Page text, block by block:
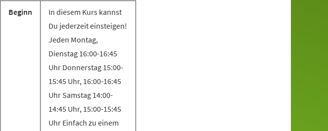
Beginn
In diesem Kurs kannst
Du jederzeit einsteigen!
Jeden Montag,
Dienstag 16:00-16:45
Uhr Donnerstag 15:00-
15:45 Uhr, 16:00-16:45
Uhr Samstag 14:00-
14:45 Uhr, 15:00-15:45
Uhr Einfach zu einem